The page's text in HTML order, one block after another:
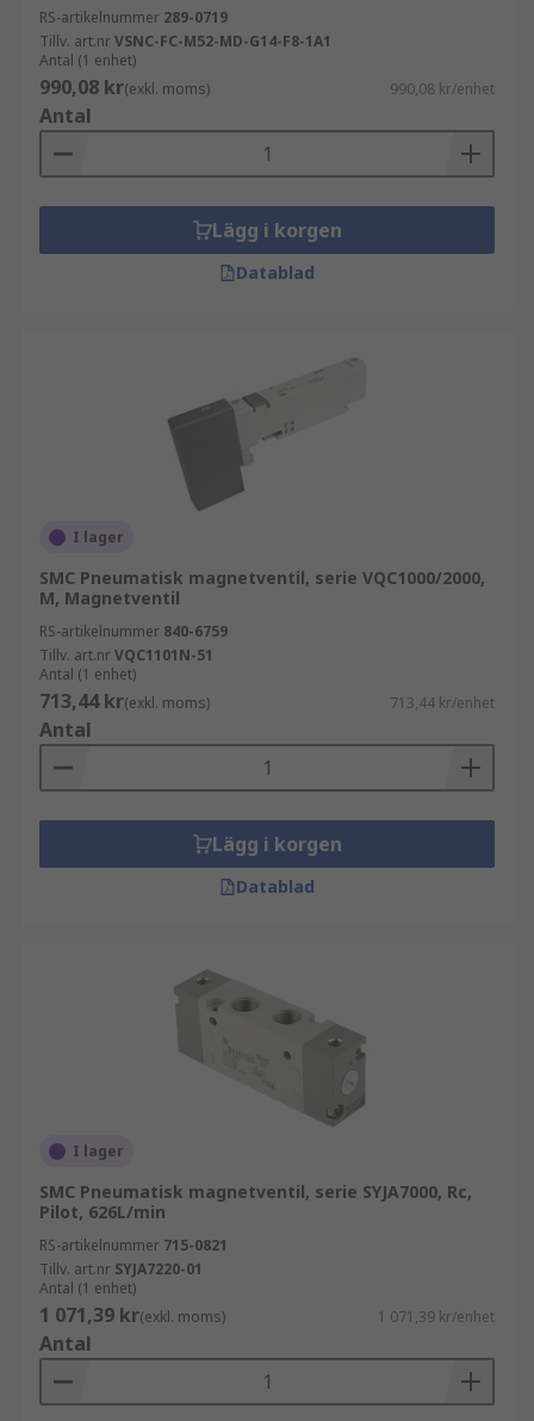
RS-artikelnummer 289-0719
Tillv. art.nrVSNC-FC-M52-MD-G14-F8-1A1
Antal (1 enhet)
990,08 kr(exkl. moms) 990,08 kr/enhet
Antal
Lägg i korgen
Datablad
I lager
SMC Pneumatisk magnetventil, serie VQC1000/2000,
M, Magnetventil
RS-artikelnummer 840-6759
Tillv. art.nrVQC1101N-51
Antal (1 enhet)
713,44 kr(exkl. moms) 713,44 kr/enhet
Antal
Lägg i korgen
Datablad
I lager
SMC Pneumatisk magnetventil, serie SYJA7000, Rc,
Pilot, 626L/min
RS-artikelnummer 715-0821
Tillv. art.nr SYJA7220-01
Antal (1 enhet)
1 071,39 kr(exkl. moms) 1 071,39 kr/enhet
Antal